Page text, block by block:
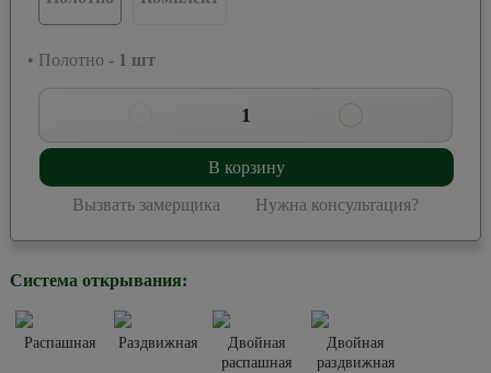
• Полотно - 1 шт
1
В корзину
Вызвать замерщика Нужна консультация?
Система открывания:
Распашная Раздвижная
Двойная
распашная
Двойная
раздвижная